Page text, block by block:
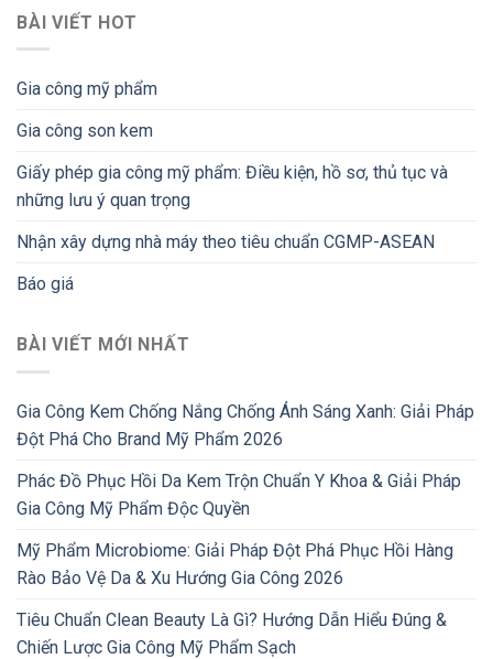
BÀI VIẾT HOT
Gia công mỹ phẩm
Gia công son kem
Giấy phép gia công mỹ phẩm: Điều kiện, hồ sơ, thủ tục và
những lưu ý quan trọng
Nhận xây dựng nhà máy theo tiêu chuẩn CGMP-ASEAN
Báo giá
BÀI VIẾT MỚI NHẤT
Gia Công Kem Chống Nắng Chống Ánh Sáng Xanh: Giải Pháp
Đột Phá Cho Brand Mỹ Phẩm 2026
Phác Đồ Phục Hồi Da Kem Trộn Chuẩn Y Khoa & Giải Pháp
Gia Công Mỹ Phẩm Độc Quyền
Mỹ Phẩm Microbiome: Giải Pháp Đột Phá Phục Hồi Hàng
Rào Bảo Vệ Da & Xu Hướng Gia Công 2026
Tiêu Chuẩn Clean Beauty Là Gì? Hướng Dẫn Hiểu Đúng &
Chiến Lược Gia Công Mỹ Phẩm Sạch